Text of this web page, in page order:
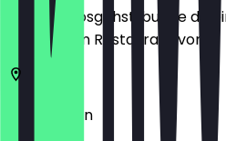
Bevor du losgehst, buche dir
zeige ihn im Restaurant vor.
Berlin